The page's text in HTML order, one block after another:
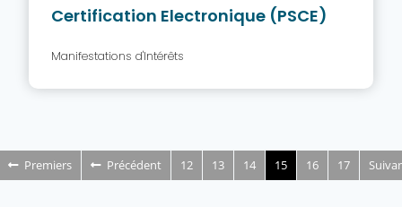
Certification Electronique (PSCE)
Manifestations d'Intérêts
Premiers Précédent 12 13 14 15 16 17